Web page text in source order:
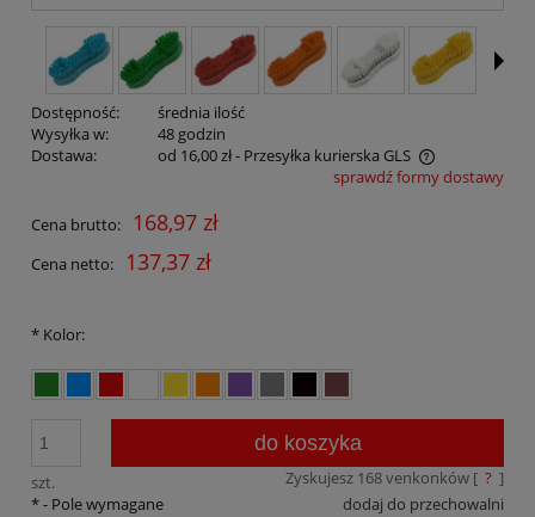
Dostępność:
średnia ilość
Wysyłka w:
48 godzin
Dostawa:
od 16,00 zł- Przesyłka kurierska GLS
Cena nie zawiera ewentualnych kosztów płatnościsprawdź formy dostawy
Cena brutto: 168,97 zł
Cena netto: 137,37 zł
* Kolor:
szt.
do koszyka
Zyskujesz 168venkonków [ ? ]
dodaj do przechowalni
*- Pole wymagane